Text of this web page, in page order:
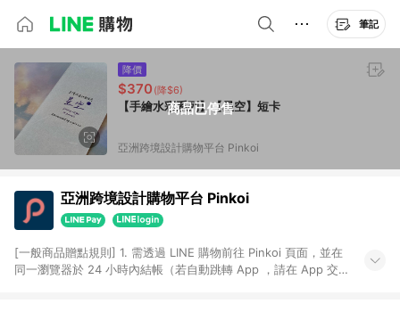
筆記
商品已停售
降價
$370 (降$6)
【手繪水彩系列】【星空】短卡
亞洲跨境設計購物平台 Pinkoi
亞洲跨境設計購物平台 Pinkoi
[一般商品贈點規則] 1. 需透過 LINE 購物前往 Pinkoi 頁面，並在
同一瀏覽器於 24 小時內結帳（若自動跳轉 App ，請在 App 交